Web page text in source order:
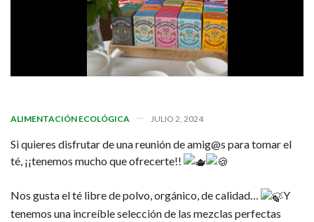
ALIMENTACIÓN ECOLÓGICA JULIO 2, 2024
Si quieres disfrutar de una reunión de amig@s para tomar el
té, ¡¡tenemos mucho que ofrecerte!!
Nos gusta el té libre de polvo, orgánico, de calidad…
Y
tenemos una increíble selección de las mezclas perfectas